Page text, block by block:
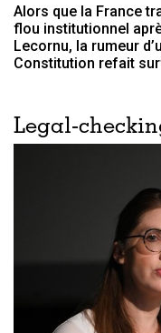
Alors que la France
flou institutionnel
Lecornu, la rumeur
Constitution refait
Legal-